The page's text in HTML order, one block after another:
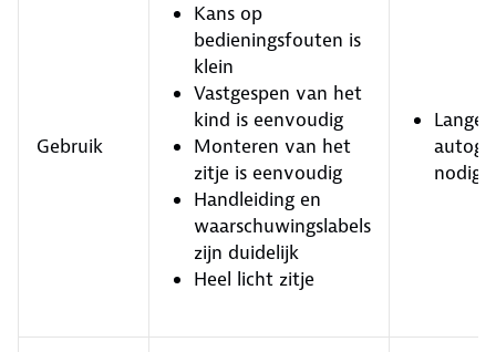
Gebruik
Kans op
bedieningsfouten is
klein
Vastgespen van het
kind is eenvoudig
Monteren van het
zitje is eenvoudig
Handleiding en
waarschuwingslabels
zijn duidelijk
Heel licht zitje
Lange
nodig.